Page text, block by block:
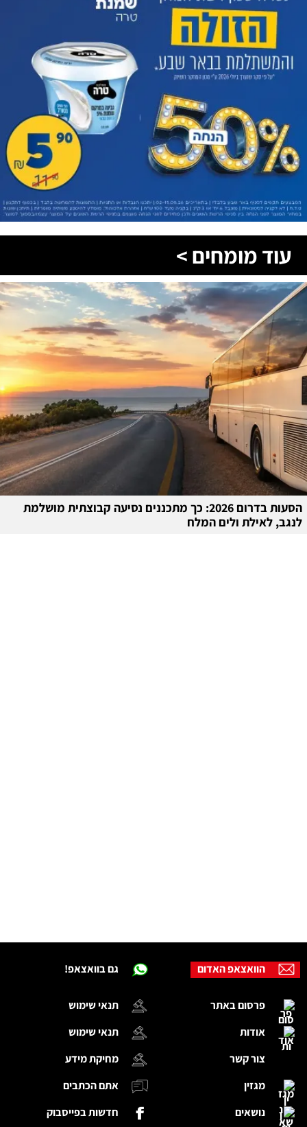
עוד מומחים >
הסעות בדרום 2026: כך מתכננים נסיעה קבוצתית מושלמת
לנגב, לאילת ולים המלח
גם בוואצאפ!
תנאי שימוש
תנאי שימוש
מחיקת מידע
אתם הכתבים
חדשות בפייסבוק
הוואצאפ האדום
פרסום באתר
אודות
צור קשר
מגזין
נושאים